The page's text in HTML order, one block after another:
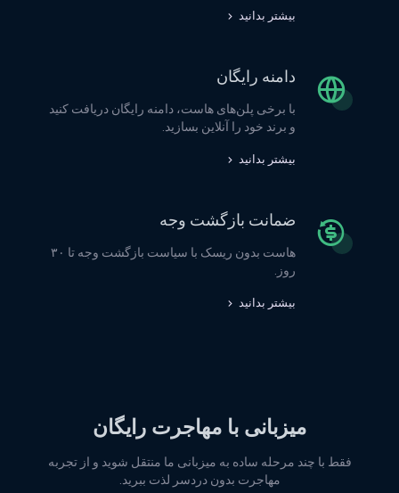
بیشتر بدانید
دامنه رایگان
با برخی پلن‌های هاست، دامنه رایگان دریافت کنید
و برند خود را آنلاین بسازید.
بیشتر بدانید
ضمانت بازگشت وجه
هاست بدون ریسک با سیاست بازگشت وجه تا ۳۰
روز.
بیشتر بدانید
میزبانی با مهاجرت رایگان
فقط با چند مرحله ساده به میزبانی ما منتقل شوید و از تجربه
مهاجرت بدون دردسر لذت ببرید.